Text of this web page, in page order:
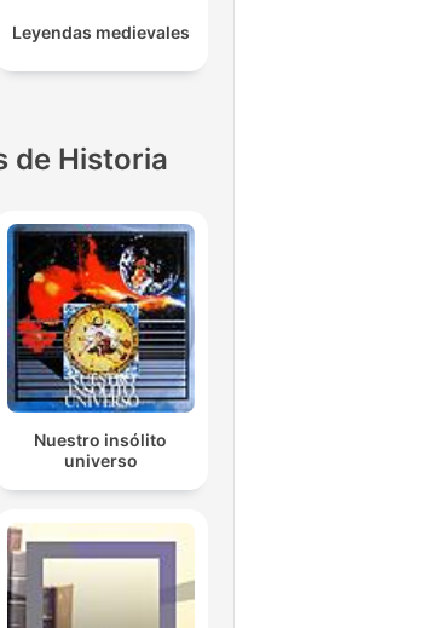
Leyendas medievales
de Historia
Nuestro insólito
universo